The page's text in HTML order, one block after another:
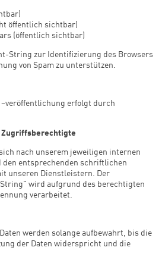
öffentlich sichtbar)
(öffentlich sichtbar)
String zur Identifizierung des Browsers
von Spam zu unterstützen.
erfolgt durch
nach unserem jeweiligen internen
den entsprechenden schriftlichen
unseren Dienstleistern. Der
wird aufgrund des berechtigten
verarbeitet.
werden solange aufbewahrt, bis die
der Daten widerspricht und die